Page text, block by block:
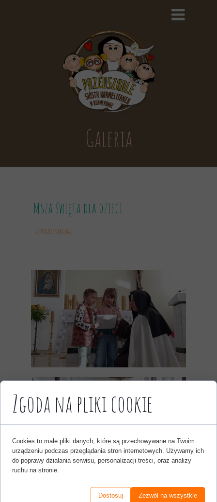
Galeria
Msza święta dla dzieci
28 października 2022
Zgoda na pliki cookie
Cookies to małe pliki danych, które są przechowywane na Twoim
urządzeniu podczas przeglądania stron internetowych. Używamy ich
do poprawy działania serwisu, personalizacji treści, oraz analizy
ruchu na stronie.
Dostosuj Zezwól na wszystkie